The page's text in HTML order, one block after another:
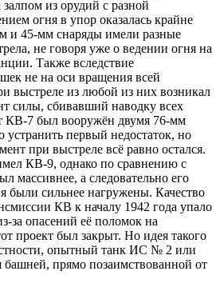
из орудий с разной
огня в упор оказалась крайне
и 45-мм снаряды имели разные
не говоря уже о ведении огня на
Также вследствие
не на оси вращения всей
выстреле из любой из них возникал
силы, сбивавший наводку всех
КВ-7 был вооружён двумя 76-мм
первый недостаток, но
при выстреле всё равно остался.
КВ-9, однако по сравнению с
массивнее, а следовательно его
были сильнее нагружены. Качество
КВ к началу 1942 года упало
за опасений её поломок на
проект был закрыт. Но идея такого
опытный танк ИС № 2 или
башней, прямо позаимствованной от